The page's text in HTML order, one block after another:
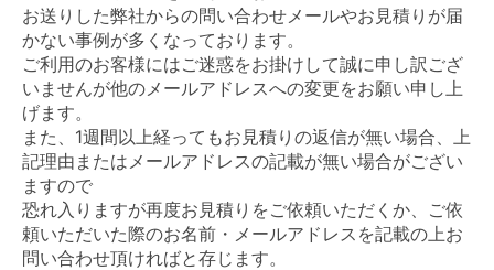
お送りした弊社からの問い合わせメールやお見積りが届
かない事例が多くなっております。
ご利用のお客様にはご迷惑をお掛けして誠に申し訳ござ
いませんが他のメールアドレスへの変更をお願い申し上
げます。
また、1週間以上経ってもお見積りの返信が無い場合、上
記理由またはメールアドレスの記載が無い場合がござい
ますので
恐れ入りますが再度お見積りをご依頼いただくか、ご依
頼いただいた際のお名前・メールアドレスを記載の上お
問い合わせ頂ければと存じます。